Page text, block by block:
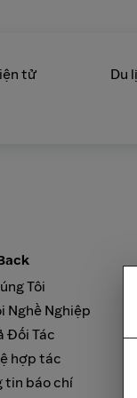
tử Du
Tôi
Nghề Nghiệp
Đối Tác
hợp tác
tin báo chí